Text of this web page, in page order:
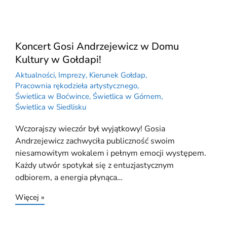
Koncert Gosi Andrzejewicz w Domu
Kultury w Gołdapi!
Aktualności, Imprezy, Kierunek Gołdap,
Pracownia rękodzieła artystycznego,
Świetlica w Boćwince, Świetlica w Górnem,
Świetlica w Siedlisku
Wczorajszy wieczór był wyjątkowy! Gosia
Andrzejewicz zachwyciła publiczność swoim
niesamowitym wokalem i pełnym emocji występem.
Każdy utwór spotykał się z entuzjastycznym
odbiorem, a energia płynąca…
Więcej »